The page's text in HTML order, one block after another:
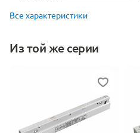
Все характеристики
Из той же серии